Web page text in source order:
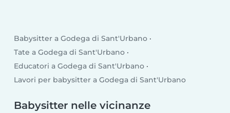
Babysitter a Godega di Sant'Urbano
Tate a Godega di Sant'Urbano
Educatori a Godega di Sant'Urbano
Lavori per babysitter a Godega di Sant'Urbano
Babysitter nelle vicinanze